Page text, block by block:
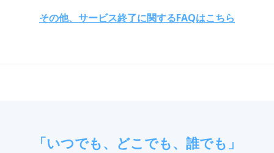
その他、サービス終了に関するFAQはこちら
「いつでも、どこでも、誰でも」